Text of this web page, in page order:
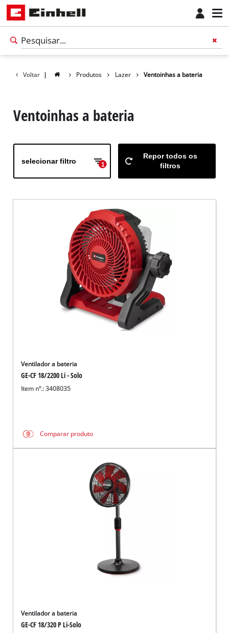
Voltar | Produtos Lazer Ventoinhas a bateria
Ventoinhas a bateria
selecionar filtro 1
Repor todos os
filtros
Ventilador a bateria
GE-CF 18/2200 Li - Solo
Item nº.: 3408035
Comparar produto
Ventilador a bateria
GE-CF 18/320 P Li-Solo